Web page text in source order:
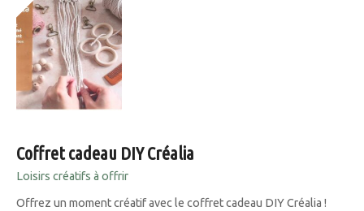
Coffret cadeau DIY Créalia
Loisirs créatifs à offrir
Offrez un moment créatif avec le coffret cadeau DIY Créalia !